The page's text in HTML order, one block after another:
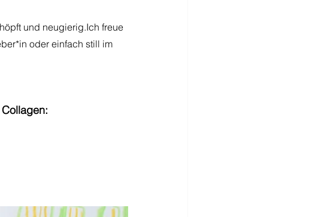
und neugierig.Ich freue
oder einfach still im